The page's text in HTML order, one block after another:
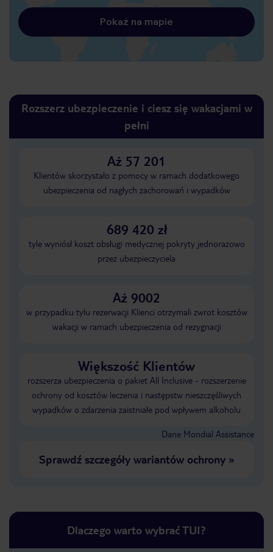
Pokaż na mapie
Rozszerz ubezpieczenie i ciesz się wakacjami w
pełni
Aż 57 201
Klientów skorzystało z pomocy w ramach dodatkowego
ubezpieczenia od nagłych zachorowań i wypadków
689 420 zł
tyle wyniósł koszt obsługi medycznej pokryty jednorazowo
przez ubezpieczyciela
Aż 9002
w przypadku tylu rezerwacji Klienci otrzymali zwrot kosztów
wakacji w ramach ubezpieczenia od rezygnacji
Większość Klientów
rozszerza ubezpieczenia o pakiet All Inclusive - rozszerzenie
ochrony od kosztów leczenia i następstw nieszczęśliwych
wypadków o zdarzenia zaistniałe pod wpływem alkoholu
Dane Mondial Assistance
Sprawdź szczegóły wariantów ochrony»
Dlaczego warto wybrać TUI?